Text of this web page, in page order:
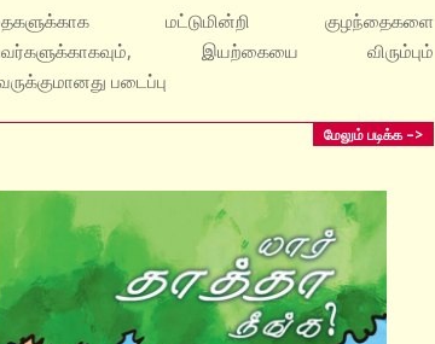
மட்டுமின்றி குழந்தைகளை
இயற்கையை விரும்பும்
படைப்பு
மேலும் படிக்க –>